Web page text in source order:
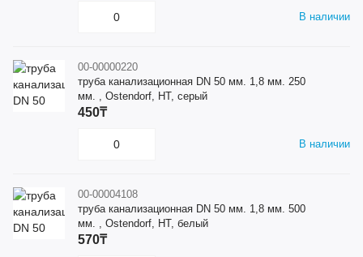
В наличии
00-00000220
труба канализационная DN 50 мм. 1,8 мм. 250
мм. , Ostendorf, HT, серый
В наличии
450₸
00-00004108
труба канализационная DN 50 мм. 1,8 мм. 500
мм. , Ostendorf, HT, белый
570₸